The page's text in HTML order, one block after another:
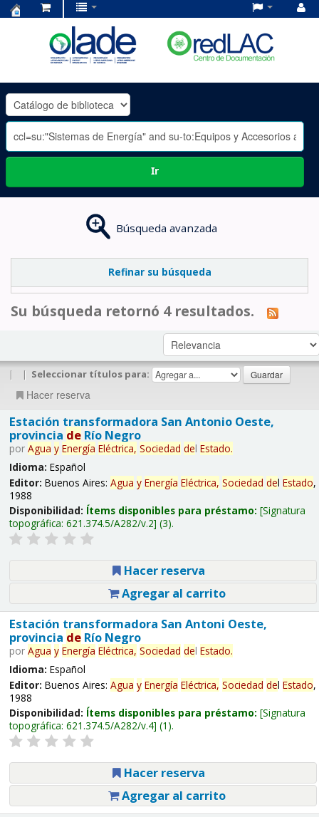
OLADE
-
Ir
Búsqueda avanzada
Refinar su búsqueda
Su búsqueda retornó 4 resultados.
| | Seleccionar títulos para:
Hacer reserva
Estación transformadora San Antonio Oeste,
provincia deRío Negro
por Agua y Energía Eléctrica, Sociedad del Estado.
Idioma: Español
Editor: Buenos Aires: Agua y Energía Eléctrica, Sociedad del Estado,
1988
Disponibilidad: Ítems disponibles para préstamo: Signatura
topográfica: 621.374.5/A282/v.2 (3).
Hacer reserva
Agregar al carrito
Estación transformadora San Antoni Oeste,
provincia deRío Negro
por Agua y Energía Eléctrica, Sociedad del Estado.
Idioma: Español
Editor: Buenos Aires: Agua y Energía Eléctrica, Sociedad del Estado,
1988
Disponibilidad: Ítems disponibles para préstamo: Signatura
topográfica: 621.374.5/A282/v.4 (1).
Hacer reserva
Agregar al carrito